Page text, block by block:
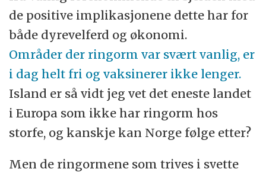
de positive implikasjonene dette har for
både dyrevelferd og økonomi.
Områder der ringorm var svært vanlig, er
i dag helt fri og vaksinerer ikke lenger.
Island er så vidt jeg vet det eneste landet
i Europa som ikke har ringorm hos
storfe, og kanskje kan Norge følge etter?
Men de ringormene som trives i svette